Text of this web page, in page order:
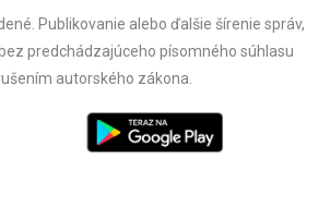
opustil nemocnicu
Publikovanie alebo ďalšie šírenie správ,
predchádzajúceho písomného súhlasu
autorského zákona.